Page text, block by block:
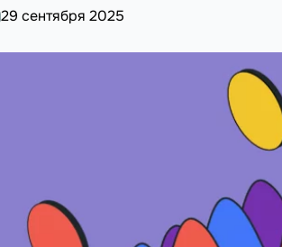
29 сентября 2025